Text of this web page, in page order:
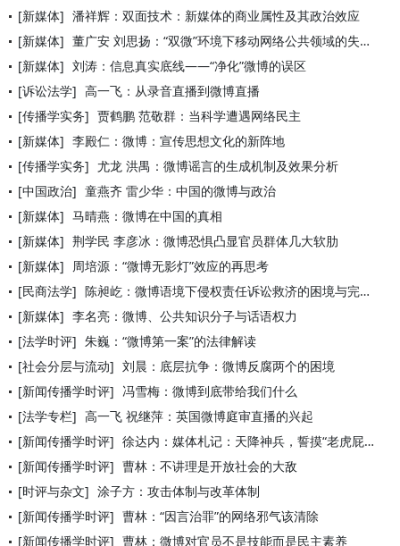
[新媒体] 潘祥辉：双面技术：新媒体的商业属性及其政治效应
[新媒体] 董广安 刘思扬：“双微”环境下移动网络公共领域的失范与对策
[新媒体] 刘涛：信息真实底线——“净化”微博的误区
[诉讼法学] 高一飞：从录音直播到微博直播
[传播学实务] 贾鹤鹏 范敬群：当科学遭遇网络民主
[新媒体] 李殿仁：微博：宣传思想文化的新阵地
[传播学实务] 尤龙 洪禺：微博谣言的生成机制及效果分析
[中国政治] 童燕齐 雷少华：中国的微博与政治
[新媒体] 马晴燕：微博在中国的真相
[新媒体] 荆学民 李彦冰：微博恐惧凸显官员群体几大软肋
[新媒体] 周培源：“微博无影灯”效应的再思考
[民商法学] 陈昶屹：微博语境下侵权责任诉讼救济的困境与完善对策
[新媒体] 李名亮：微博、公共知识分子与话语权力
[法学时评] 朱巍：“微博第一案”的法律解读
[社会分层与流动] 刘晨：底层抗争：微博反腐两个的困境
[新闻传播学时评] 冯雪梅：微博到底带给我们什么
[法学专栏] 高一飞 祝继萍：英国微博庭审直播的兴起
[新闻传播学时评] 徐达内：媒体札记：天降神兵，誓摸“老虎屁股”
[新闻传播学时评] 曹林：不讲理是开放社会的大敌
[时评与杂文] 涂子方：攻击体制与改革体制
[新闻传播学时评] 曹林：“因言治罪”的网络邪气该清除
[新闻传播学时评] 曹林：微博对官员不是技能而是民主素养